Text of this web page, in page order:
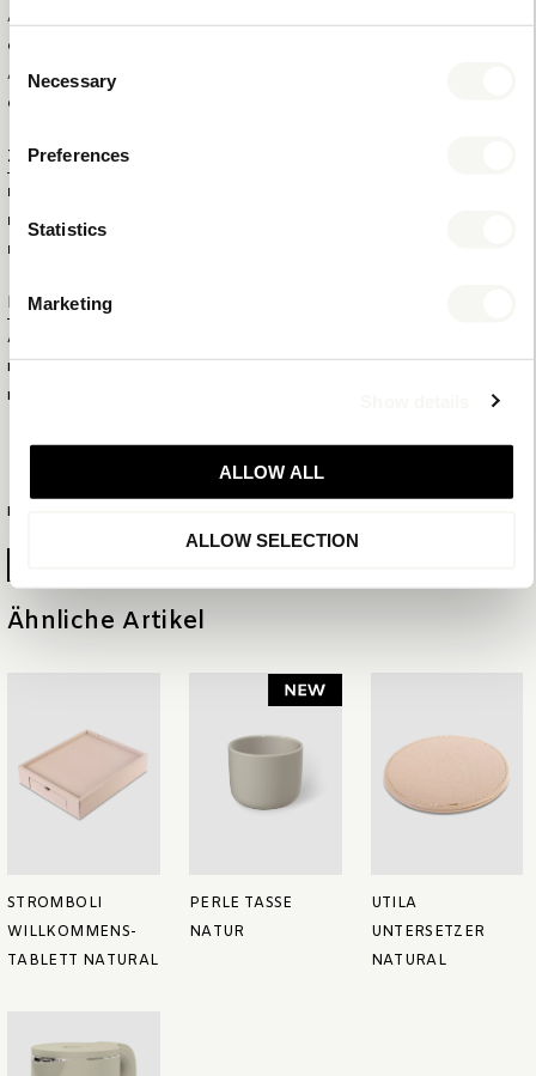
Selection
Necessary
Preferences
Statistics
Marketing
ALLOW ALL
ALLOW SELECTION
ARTIKELS
GESAMTMENGE IN DER
AUSSENBOX
GESAMTMENGE PRO PALETTE
Zusatzinformation
MARKE
FARBE
MATERIAL
Produktnummer
ARTIKELNUMMER
EAN
KOLLEKTION
MEHR INFORMATIONEN
Ähnliche Artikel
STROMBOLI
WILLKOMMENS-
TABLETT NATURAL
PERLE TASSE
NATUR
UTILA
UNTERSETZER
NATURAL